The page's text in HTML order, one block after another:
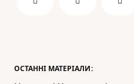
ОСТАННІ МАТЕРІАЛИ: